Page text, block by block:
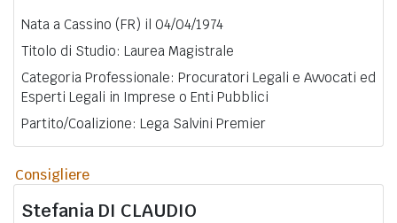
Nata a Cassino (FR) il 04/04/1974
Titolo di Studio: Laurea Magistrale
Categoria Professionale: Procuratori Legali e Avvocati ed
Esperti Legali in Imprese o Enti Pubblici
Partito/Coalizione: Lega Salvini Premier
Consigliere
Stefania DI CLAUDIO